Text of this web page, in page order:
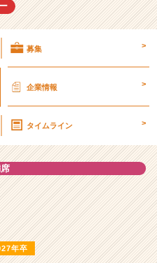
募集 >
企業情報 >
タイムライン >
年卒